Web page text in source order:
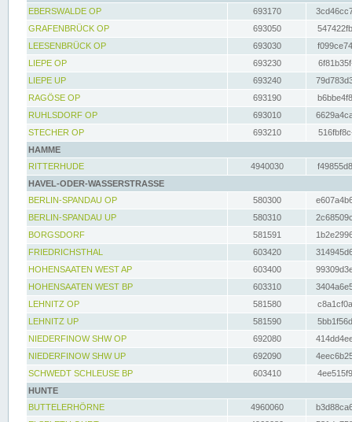
EBERSWALDE OP
693170
GRAFENBRÜCK OP
693050
LEESENBRÜCK OP
693030
LIEPE OP
693230
LIEPE UP
693240
RAGÖSE OP
693190
RUHLSDORF OP
693010
STECHER OP
693210
HAMME
RITTERHUDE
4940030
HAVEL-ODER-WASSERSTRASSE
BERLIN-SPANDAU OP
580300
BERLIN-SPANDAU UP
580310
BORGSDORF
581591
FRIEDRICHSTHAL
603420
HOHENSAATEN WEST AP
603400
HOHENSAATEN WEST BP
603310
LEHNITZ OP
581580
LEHNITZ UP
581590
NIEDERFINOW SHW OP
692080
NIEDERFINOW SHW UP
692090
SCHWEDT SCHLEUSE BP
603410
HUNTE
BUTTELERHÖRNE
4960060